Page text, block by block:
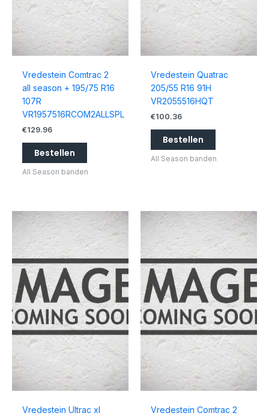
Vredestein Comtrac 2
all season + 195/75 R16
107R
VR1957516RCOM2ALLSPL
€129.96
Bestellen
All Season banden
Vredestein Quatrac
205/55 R16 91H
VR2055516HQT
€100.36
Bestellen
All Season banden
Vredestein Ultrac xl
Vredestein Comtrac 2